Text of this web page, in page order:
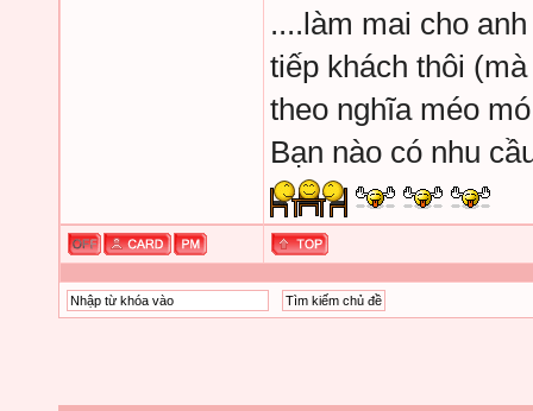
....làm mai cho
tiếp khách thôi
theo nghĩa méo
Bạn nào có nhu